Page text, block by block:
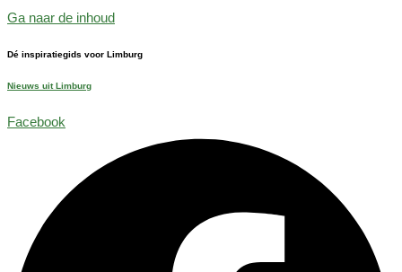
Ga naar de inhoud
Dé inspiratiegids voor Limburg
Nieuws uit Limburg
Facebook